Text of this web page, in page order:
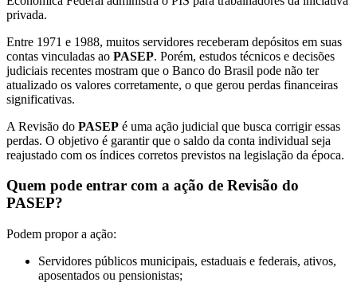
privada.
Entre 1971 e 1988, muitos servidores receberam depósitos em suas
contas vinculadas ao PASEP. Porém, estudos técnicos e decisões
judiciais recentes mostram que o Banco do Brasil pode não ter
atualizado os valores corretamente, o que gerou perdas financeiras
significativas.
A Revisão do PASEP é uma ação judicial que busca corrigir essas
perdas. O objetivo é garantir que o saldo da conta individual seja
reajustado com os índices corretos previstos na legislação da época.
Quem pode entrar com a ação de Revisão do
PASEP?
Podem propor a ação:
Servidores públicos municipais, estaduais e federais, ativos,
aposentados ou pensionistas;